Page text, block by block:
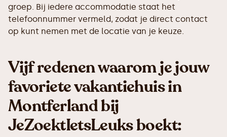
groep. Bij iedere accommodatie staat het
telefoonnummer vermeld, zodat je direct contact
op kunt nemen met de locatie van je keuze.
Vijf redenen waarom je jouw
favoriete vakantiehuis in
Montferland bij
JeZoektIetsLeuks boekt: